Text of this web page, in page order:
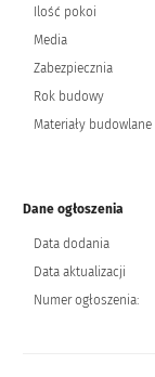
Ilość pokoi
Media
Zabezpiecznia
Rok budowy
Materiały budowlane
Dane ogłoszenia
Data dodania
Data aktualizacji
Numer ogłoszenia: